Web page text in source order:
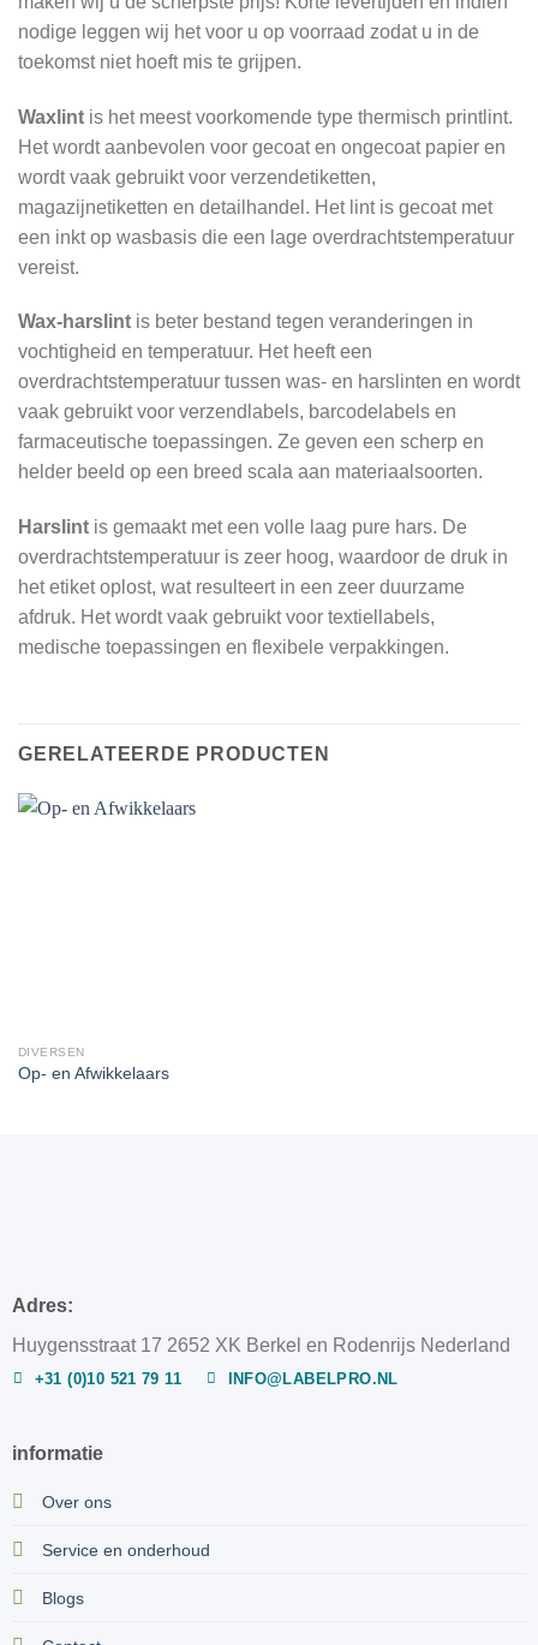
nodige leggen wij het voor u op voorraad zodat u in de
toekomst niet hoeft mis te grijpen.
Waxlint is het meest voorkomende type thermisch printlint.
Het wordt aanbevolen voor gecoat en ongecoat papier en
wordt vaak gebruikt voor verzendetiketten,
magazijnetiketten en detailhandel. Het lint is gecoat met
een inkt op wasbasis die een lage overdrachtstemperatuur
vereist.
Wax-harslint is beter bestand tegen veranderingen in
vochtigheid en temperatuur. Het heeft een
overdrachtstemperatuur tussen was- en harslinten en wordt
vaak gebruikt voor verzendlabels, barcodelabels en
farmaceutische toepassingen. Ze geven een scherp en
helder beeld op een breed scala aan materiaalsoorten.
Harslint is gemaakt met een volle laag pure hars. De
overdrachtstemperatuur is zeer hoog, waardoor de druk in
het etiket oplost, wat resulteert in een zeer duurzame
afdruk. Het wordt vaak gebruikt voor textiellabels,
medische toepassingen en flexibele verpakkingen.
GERELATEERDE PRODUCTEN
DIVERSEN
Op- en Afwikkelaars
Adres:
Huygensstraat 17 2652 XK Berkel en Rodenrijs Nederland
+31 (0)10 521 79 11 INFO@LABELPRO.NL
informatie
Over ons
Service en onderhoud
Blogs